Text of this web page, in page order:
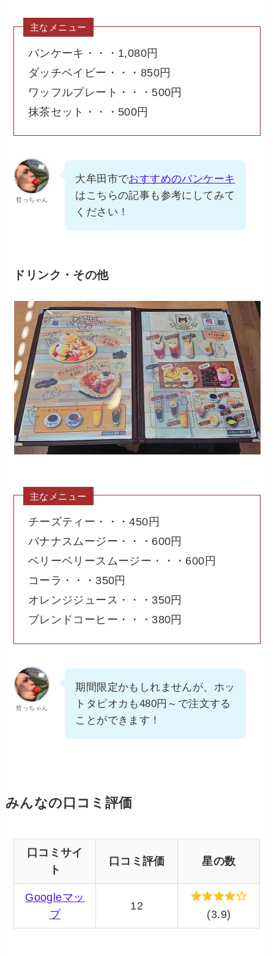
主なメニュー
パンケーキ・・・1,080円
ダッチベイビー・・・850円
ワッフルプレート・・・500円
抹茶セット・・・500円
哲っちゃん
大牟田市でおすすめのパンケーキ
はこちらの記事も参考にしてみて
ください！
ドリンク・その他
主なメニュー
チーズティー・・・450円
バナナスムージー・・・600円
ベリーベリースムージー・・・600円
コーラ・・・350円
オレンジジュース・・・350円
ブレンドコーヒー・・・380円
哲っちゃん
期間限定かもしれませんが、ホッ
トタピオカも480円～で注文する
ことができます！
みんなの口コミ評価
口コミサイ
ト
口コミ評価 星の数
Googleマッ
プ
12
(3.9)